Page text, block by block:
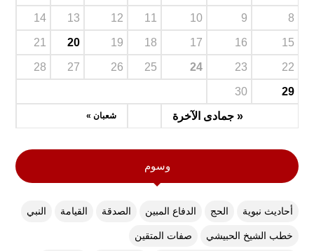
« جمادى الآخرة شعبان »
8
9
10
11
12
13
14
15
16
17
18
19
20
21
22
23
24
25
26
27
28
29
30
وسوم
أحاديث نبوية الحج الدفاع المبين الصدقة القيامة النبي
خطب الشيخ الحبيشي صفات المتقين